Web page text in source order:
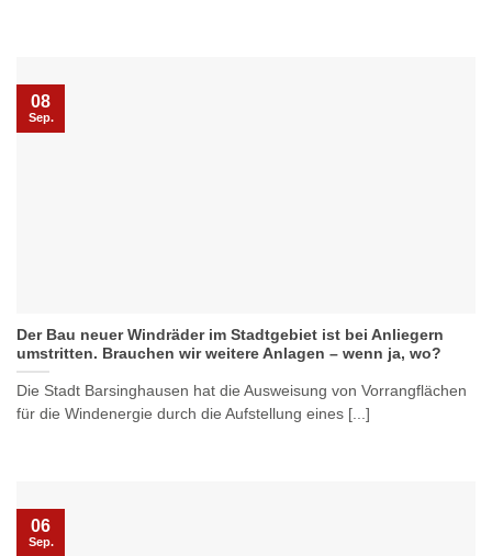
Der Bau neuer Windräder im Stadtgebiet ist bei Anliegern
umstritten. Brauchen wir weitere Anlagen – wenn ja, wo?
Die Stadt Barsinghausen hat die Ausweisung von Vorrangflächen
für die Windenergie durch die Aufstellung eines [...]
08
Sep.
06
Sep.